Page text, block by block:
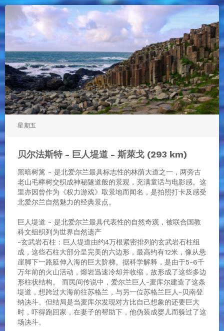
星期五
贝尔法斯特 - 巨人堤道 - 斯萊戈 (293 km)
黑暗树篱 - 是北爱尔兰最具标志性的林荫大道之一，两旁古
老山毛榉树交织成神秘隧道般的景观，充满童话与电影感。这
里亦因曾作为《权力游戏》取景地而闻名，是拍照打卡及感受
北爱尔兰自然魅力的经典景点。
巨人堤道 - 是北爱尔兰最具代表性的自然奇观，被联合国教
科文组织列为世界自然遗产
-玄武岩石柱：巨人堤道由约4万根紧密排列的玄武岩石柱组
成，这些石柱大部分呈完美的六边形，最高约有12米，像从悬
崖脚下一路延伸入海的巨大阶梯。据科学解释，是由于5-6千
万年前的火山活动，熔岩迅速冷却并收缩，故形成了这些多边
形柱状结构。 而民间传说中，爱尔兰巨人-麦库尔建造了这条
堤道，想跨过大海前往苏格兰，与另一位苏格兰巨人-贝南登
纳决斗。但结局是当麦库尔发现对方比自己想象的还要巨大
时，吓得跑回家，在妻子的帮助下，他伪装成婴儿而躲过了这
场决斗。